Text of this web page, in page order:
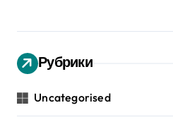
Рубрики
Uncategorised